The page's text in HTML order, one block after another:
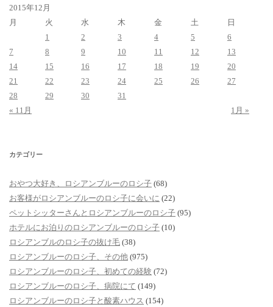
2015年12月
月
火 水 木 金 土
日
1
2 3 4 5
6
7
8 9 10 11 12
13
14
15 16 17 18 19
20
21
22 23 24 25 26
27
28
29 30
31
« 11月
1月 »
カテゴリー
おやつ大好き、ロシアンブルーのロシ子 (68)
お客様がロシアンブルーのロシ子に会いに (22)
ペットシッターさんとロシアンブルーのロシ子 (95)
ホテルにお泊りのロシアンブルーのロシ子 (10)
ロシアンブルのロシ子の抜け毛 (38)
ロシアンブルーのロシ子、その他 (975)
ロシアンブルーのロシ子、初めての経験 (72)
ロシアンブルーのロシ子、病院にて (149)
ロシアンブルーのロシ子と酸素ハウス (154)